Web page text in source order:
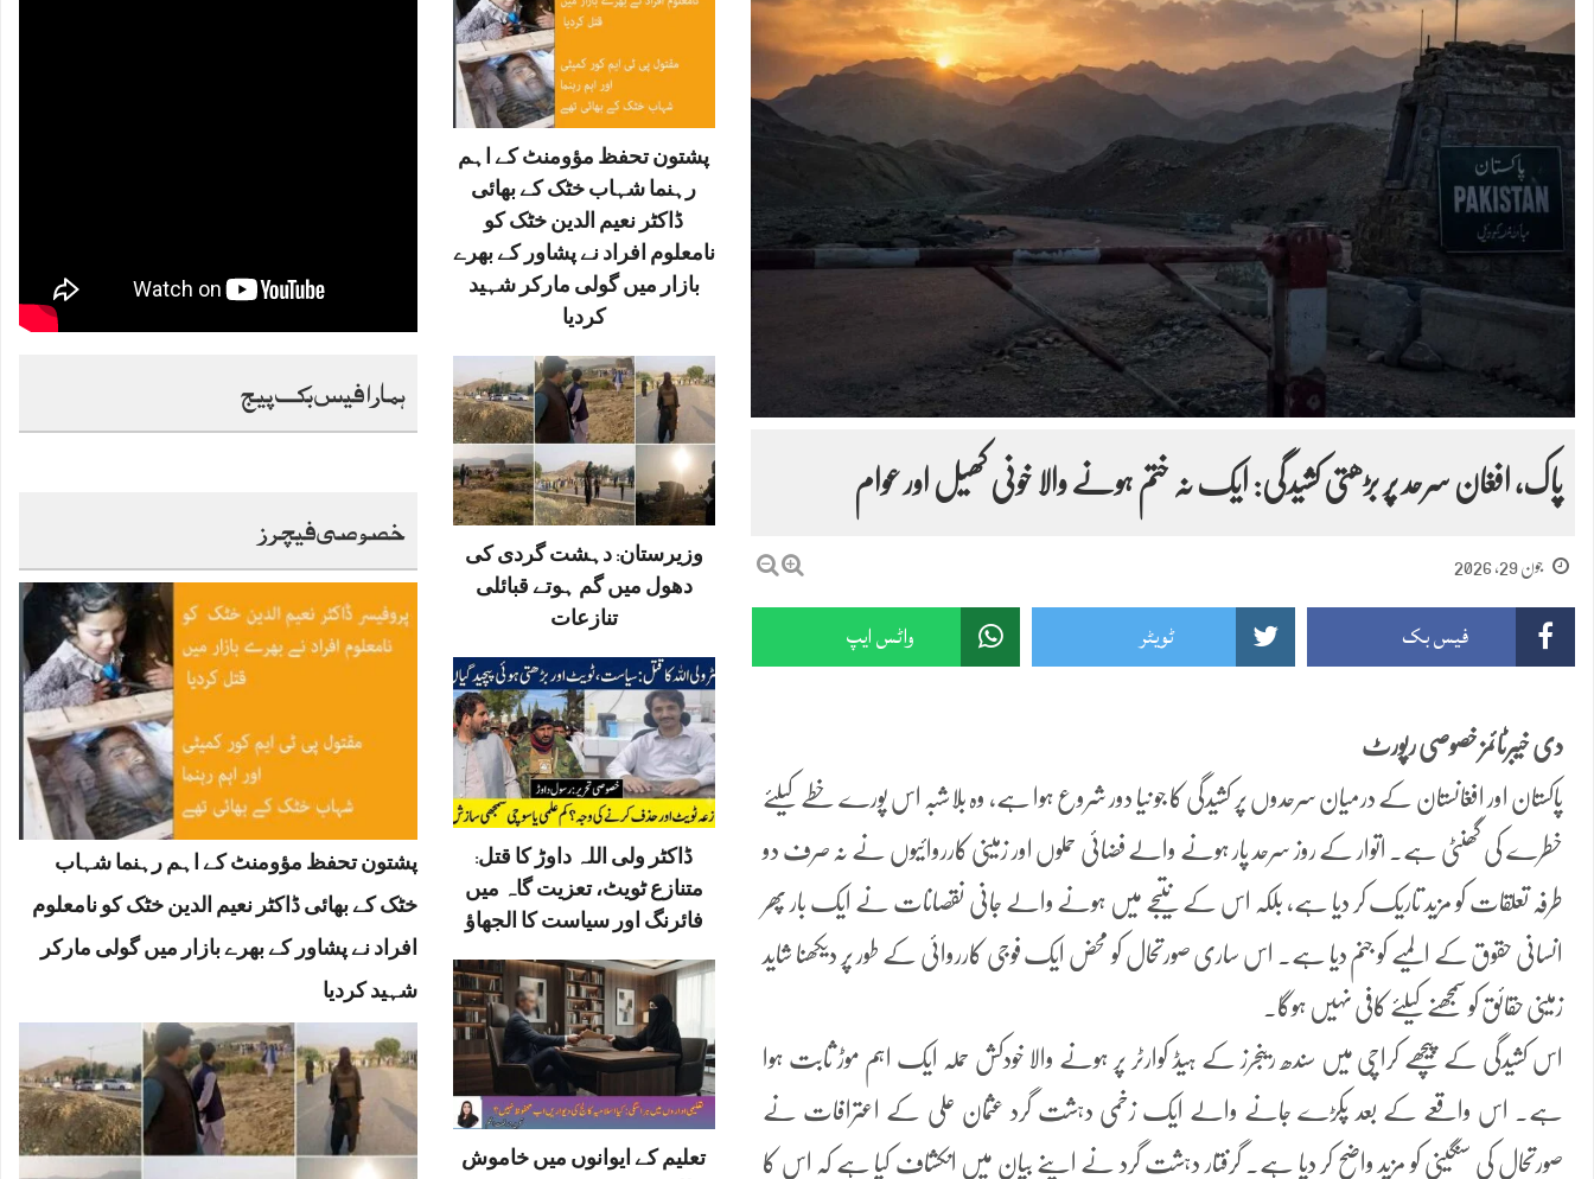
پشتون تحفظ مؤومنٹ کے اہم
رہنما شہاب خٹک کے بھائی
ڈاکٹر نعیم الدین خٹک کو
نامعلوم افراد نے پشاور کے بھرے
بازار میں گولی مارکر شہید
کردیا
وزیرستان: دہشت گردی کی
دھول میں گم ہوتے قبائلی
تنازعات
ڈاکٹر ولی اللہ داوڑ کا قتل:
متنازع ٹویٹ، تعزیت گاہ میں
فائرنگ اور سیاست کا الجھاؤ
تعلیم کے ایوانوں میں خاموش
پاک، افغان سرحد پر بڑھتی کشیدگی: ایک نہ ختم ہونے والا خونی کھیل اور عوام
جون 29, 2026
فیس بک ٹویٹر واٹس ایپ
دی خیبرٹائمز خصوصی رپورٹ
پاکستان اور افغانستان کے درمیان سرحدوں پر کشیدگی کا جو نیا دور شروع ہوا ہے، وہ بلاشبہ اس پورے خطے کیلئے
خطرے کی گھنٹی ہے۔ اتوار کے روز سرحد پار ہونے والے فضائی حملوں اور زمینی کارروائیوں نے نہ صرف دو
طرفہ تعلقات کو مزید تاریک کر دیا ہے، بلکہ اس کے نتیجے میں ہونے والے جانی نقصانات نے ایک بار پھر
انسانی حقوق کے المیے کو جنم دیا ہے۔ اس ساری صورتحال کو محض ایک فوجی کارروائی کے طور پر دیکھنا شاید
زمینی حقائق کو سمجھنے کیلئے کافی نہیں ہوگا۔
اس کشیدگی کے پیچھے کراچی میں سندھ رینجرز کے ہیڈ کوارٹر پر ہونے والا خودکش حملہ ایک اہم موڑ ثابت ہوا
ہے۔ اس واقعے کے بعد پکڑے جانے والے ایک زخمی دہشت گرد عثمان علی کے اعترافات نے
صورتحال کی سنگینی کو مزید واضح کر دیا ہے۔ گرفتار دہشت گرد نے اپنے بیان میں انکشاف کیا ہے کہ اس کا
ہمارا فیس بک پیج
خصوصی فیچرز
پشتون تحفظ مؤومنٹ کے اہم رہنما شہاب
خٹک کے بھائی ڈاکٹر نعیم الدین خٹک کو نامعلوم
افراد نے پشاور کے بھرے بازار میں گولی مارکر
شہید کردیا